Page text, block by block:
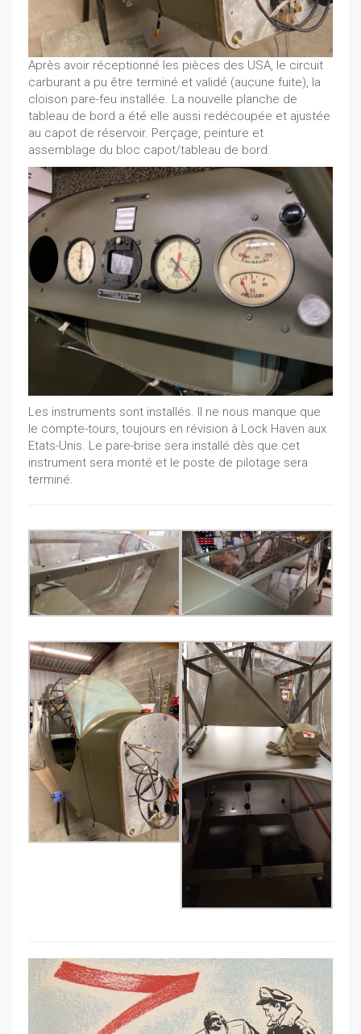
Après avoir réceptionné les pièces des USA, le circuit
carburant a pu être terminé et validé (aucune fuite), la
cloison pare-feu installée. La nouvelle planche de
tableau de bord a été elle aussi redécoupée et ajustée
au capot de réservoir. Perçage, peinture et
assemblage du bloc capot/tableau de bord.
Les instruments sont installés. Il ne nous manque que
le compte-tours, toujours en révision à Lock Haven aux
Etats-Unis. Le pare-brise sera installé dès que cet
instrument sera monté et le poste de pilotage sera
terminé.